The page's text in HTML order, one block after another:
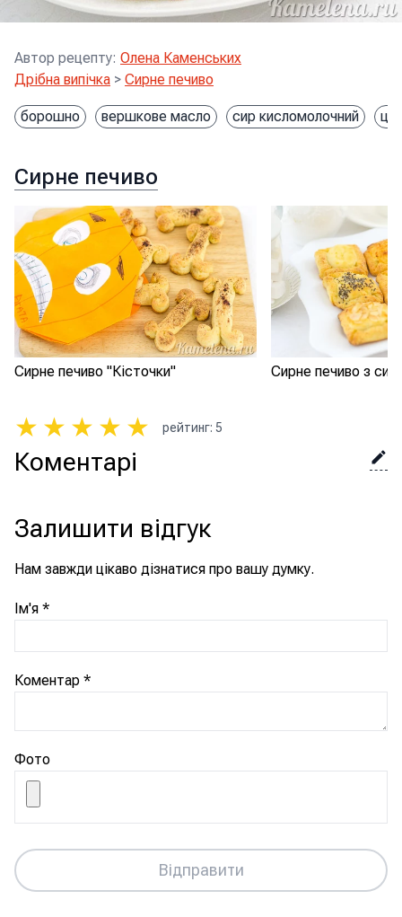
Автор рецепту: Олена Каменських
Дрібна випічка > Сирне печиво
борошно вершкове масло сир кисломолочний
Сирне печиво
Сирне печиво "Кісточки" Сирне печиво з
★ ★ ★ ★ ★ рейтинг: 5
Коментарі
Залишити відгук
Нам завжди цікаво дізнатися про вашу думку.
Ім'я *
Коментар *
Фото
Відправити